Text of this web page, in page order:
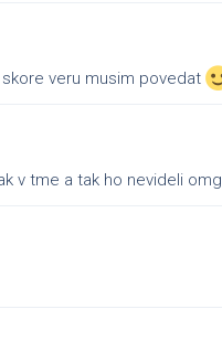
veru musim povedat
v tme a tak ho nevideli omg